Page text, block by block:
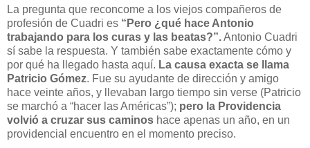
La pregunta que reconcome a los viejos compañeros de
profesión de Cuadri es “Pero ¿qué hace Antonio
trabajando para los curas y las beatas?”.Antonio Cuadri
sí sabe la respuesta. Y también sabe exactamente cómo y
por qué ha llegado hasta aquí. La causa exacta se llama
Patricio Gómez. Fue su ayudante de dirección y amigo
hace veinte años, y llevaban largo tiempo sin verse (Patricio
se marchó a “hacer las Américas”); pero la Providencia
volvió a cruzar sus caminos hace apenas un año, en un
providencial encuentro en el momento preciso.